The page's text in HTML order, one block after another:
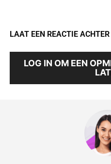
LAAT EEN REACTIE ACHTER
LOG IN OM EEN